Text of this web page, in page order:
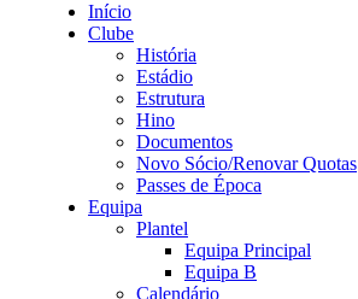
Início
Clube
História
Estádio
Estrutura
Hino
Documentos
Novo Sócio/Renovar Quotas
Passes de Época
Equipa
Plantel
Equipa Principal
Equipa B
Calendário